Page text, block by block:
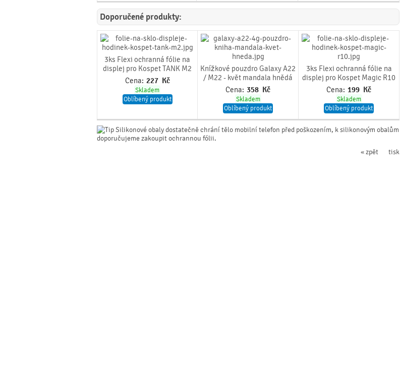
Doporučené produkty:
3ks Flexi ochranná fólie na
displej pro Kospet TANK M2
Cena: 227 Kč
Skladem
Oblíbený produkt
Knížkové pouzdro Galaxy A22
/ M22 - květ mandala hnědá
Cena: 358 Kč
Skladem
Oblíbený produkt
3ks Flexi ochranná fólie na
displej pro Kospet Magic R10
Cena: 199 Kč
Skladem
Oblíbený produkt
Silikonové obaly dostatečně chrání tělo mobilní telefon před poškozením, k silikonovým obalům
doporučujeme zakoupit ochrannou fólii.
tisk
« zpět